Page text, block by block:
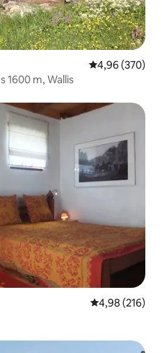
4,96 (370)
1600 m, Wallis
4,98 (216)